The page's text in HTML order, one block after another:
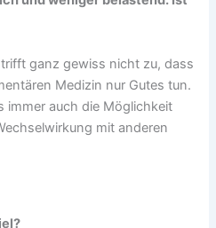
ganz gewiss nicht zu, dass
Medizin nur Gutes tun.
immer auch die Möglichkeit
mit anderen